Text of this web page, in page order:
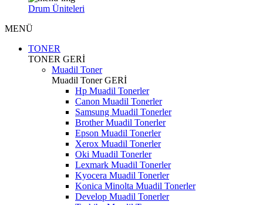
Drum Üniteleri
MENÜ
TONER
TONER GERİ
Muadil Toner
Muadil TonerGERİ
Hp Muadil Tonerler
Canon Muadil Tonerler
Samsung Muadil Tonerler
Brother Muadil Tonerler
Epson Muadil Tonerler
Xerox Muadil Tonerler
Oki Muadil Tonerler
Lexmark Muadil Tonerler
Kyocera Muadil Tonerler
Konica Minolta Muadil Tonerler
Develop Muadil Tonerler